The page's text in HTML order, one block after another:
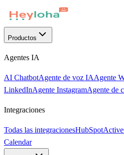
Productos
Agentes IA
AI ChatbotAgente de voz IAAgente
LinkedInAgente InstagramAgente de
Integraciones
Todas las integracionesHubSpot
Calendar